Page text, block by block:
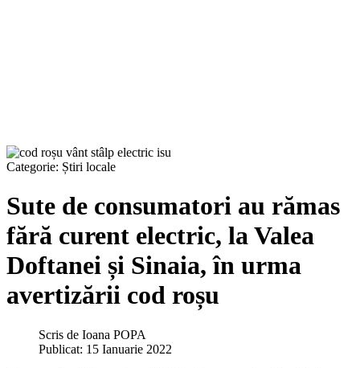
Categorie: Știri locale
Sute de consumatori au rămas
fără curent electric, la Valea
Doftanei și Sinaia, în urma
avertizării cod roșu
Scris de Ioana POPA
Publicat: 15 Ianuarie 2022